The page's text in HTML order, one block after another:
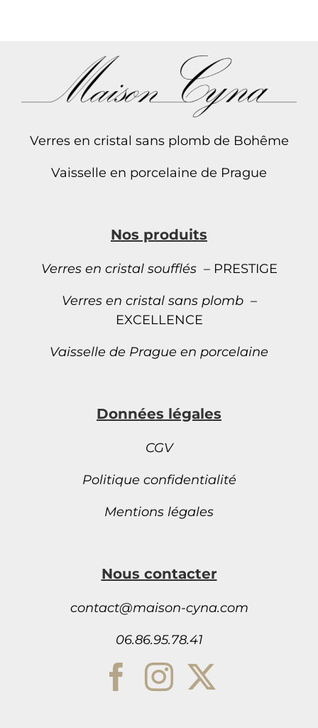
Verres en cristal sans plomb de Bohême
Vaisselle en porcelaine de Prague
Nos produits
Verres en cristal soufflés– PRESTIGE
Verres en cristal sans plomb–
EXCELLENCE
Vaisselle de Prague en porcelaine
Données légales
CGV
Politique confidentialité
Mentions légales
Nous contacter
contact@maison-cyna.com
06.86.95.78.41